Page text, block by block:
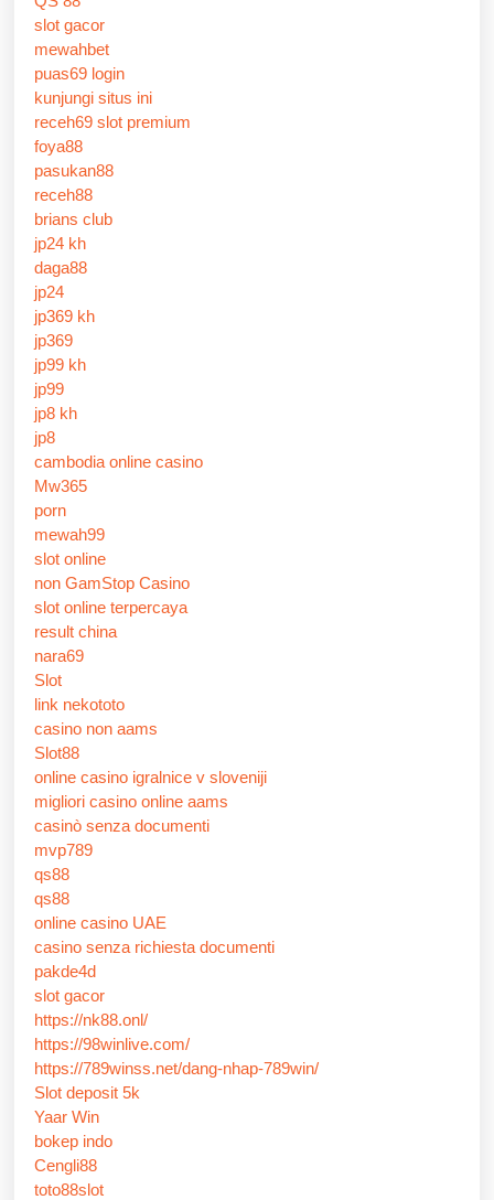
slot gacor
mewahbet
puas69 login
kunjungi situs ini
receh69 slot premium
foya88
pasukan88
receh88
brians club
jp24 kh
daga88
jp24
jp369 kh
jp369
jp99 kh
jp99
jp8 kh
jp8
cambodia online casino
Mw365
porn
mewah99
slot online
non GamStop Casino
slot online terpercaya
result china
nara69
Slot
link nekototo
casino non aams
Slot88
online casino igralnice v sloveniji
migliori casino online aams
casinò senza documenti
mvp789
qs88
qs88
online casino UAE
casino senza richiesta documenti
pakde4d
slot gacor
https://nk88.onl/
https://98winlive.com/
https://789winss.net/dang-nhap-789win/
Slot deposit 5k
Yaar Win
bokep indo
Cengli88
toto88slot